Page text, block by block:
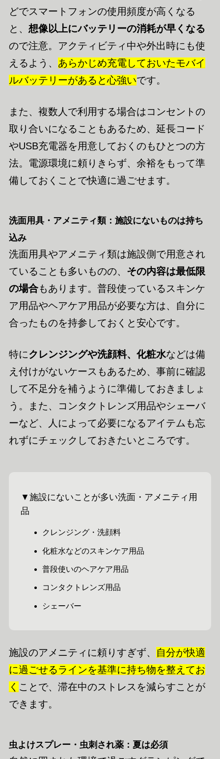
どでスマートフォンの使用頻度が高くなる
と、 想像以上にバッテリーの消耗が早くなる
ので注意。アクティビティ中や外出時にも使
えるよう、 あらかじめ充電しておいたモバイ
ルバッテリーがあると心強いです。
また、複数人で利用する場合はコンセントの
取り合いになることもあるため、延長コード
やUSB充電器を用意しておくのもひとつの方
法。電源環境に頼りきらず、余裕をもって準
備しておくことで快適に過ごせます。
洗面用具・アメニティ類：施設にないものは持ち
込み
洗面用具やアメニティ類は施設側で用意され
ていることも多いものの、 その内容は最低限
の場合もあります。普段使っているスキンケ
ア用品やヘアケア用品が必要な方は、自分に
合ったものを持参しておくと安心です。
特にクレンジングや洗顔料、化粧水などは備
え付けがないケースもあるため、事前に確認
して不足分を補うように準備しておきましょ
う。また、コンタクトレンズ用品やシェーバ
ーなど、人によって必要になるアイテムも忘
れずにチェックしておきたいところです。
▼施設にないことが多い洗面・アメニティ用
品
クレンジング・洗顔料
化粧水などのスキンケア用品
普段使いのヘアケア用品
コンタクトレンズ用品
シェーバー
施設のアメニティに頼りすぎず、 自分が快適
に過ごせるラインを基準に持ち物を整えてお
く ことで、滞在中のストレスを減らすことが
できます。
虫よけスプレー・虫刺され薬：夏は必須